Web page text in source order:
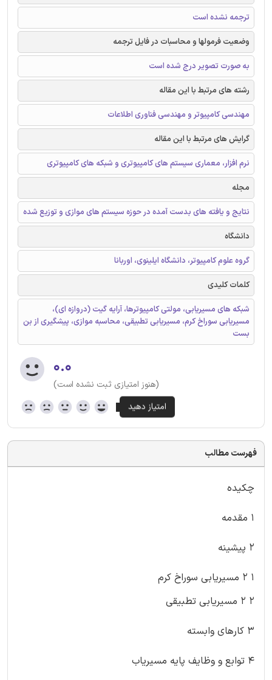
ترجمه نشده است
وضعیت فرمولها و محاسبات در فایل ترجمه
به صورت تصویر درج شده است
رشته های مرتبط با این مقاله
مهندسی کامپیوتر و مهندسی فناوری اطلاعات
گرایش های مرتبط با این مقاله
نرم افزار، معماری سیستم های کامپیوتری و شبکه های کامپیوتری
مجله
نتایج و یافته های بدست آمده در حوزه سیستم های موازی و توزیع شده
دانشگاه
گروه علوم کامپیوتر، دانشگاه ایلینوی، اوربانا
کلمات کلیدی
شبکه های مسیریابی، مولتی کامپیوترها، آرایه گیت (دروازه ای)،
مسیریابی سوراخ کرم، مسیریابی تطبیقی، محاسبه موازی، پیشگیری از بن
بست
۰.۰
(هنوز امتیازی ثبت نشده است)
فهرست مطالب
چکیده
۱ مقدمه
۲ پیشینه
۱ ۲ مسیریابی سوراخ کرم
۲ ۲ مسیریابی تطبیقی
۳ کارهای وابسته
۴ توابع و وظایف پایه مسیریاب